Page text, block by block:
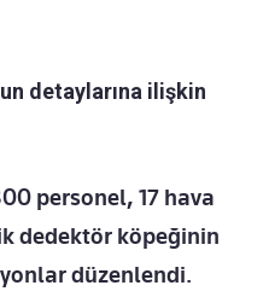
detaylarına ilişkin
personel, 17 hava
dedektör köpeğinin
düzenlendi.